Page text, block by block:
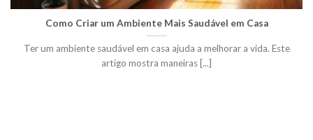
Como Criar um Ambiente Mais Saudável em Casa
Ter um ambiente saudável em casa ajuda a melhorar a vida. Este
artigo mostra maneiras [...]